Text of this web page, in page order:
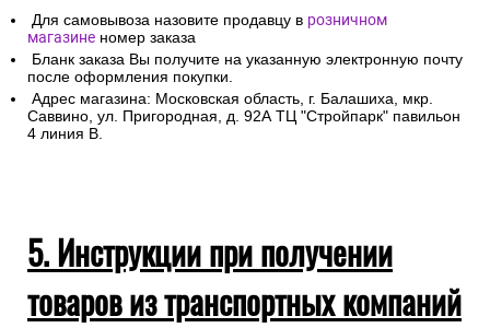
Для самовывоза назовите продавцу в розничном
магазине номер заказа
Бланк заказа Вы получите на указанную электронную почту
после оформления покупки.
Адрес магазина: Московская область, г. Балашиха, мкр.
Саввино, ул. Пригородная, д. 92А ТЦ "Стройпарк" павильон
4 линия В.
5. Инструкции при получении
товаров из транспортных компаний